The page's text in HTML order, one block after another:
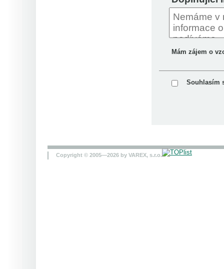
Mám zájem o
Souhlasím
Copyright © 2005—2026 by VAREX, s.r.o.